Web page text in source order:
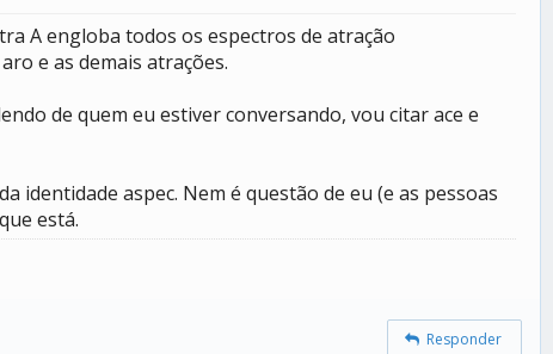
A engloba todos os espectros de atração
e as demais atrações.
de quem eu estiver conversando, vou citar ace e
identidade aspec. Nem é questão de eu (e as pessoas
está.
Responder